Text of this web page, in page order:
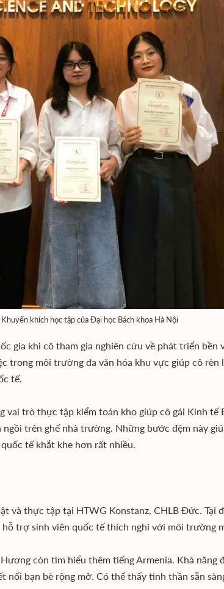
khích học tập của Đại học Bách khoa Hà Nội
gia khi cô tham gia nghiên cứu về phát triển bền
trong môi trường đa văn hóa khu vực giúp cô rèn
tế.
trò thực tập kiểm toán kho giúp cô gái Kinh tế
trên ghế nhà trường. Những bước đệm này
tế khắt khe hơn rất nhiều.
và thực tập tại HTWG Konstanz, CHLB Đức. Tại
trợ sinh viên quốc tế thích nghi với môi trường
còn tìm hiểu thêm tiếng Armenia. Khả năng
nối bạn bè rộng mở. Có thể thấy tinh thần sẵn